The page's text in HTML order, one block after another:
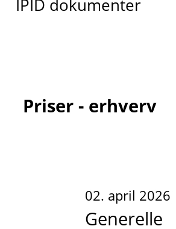
IPID dokumenter
Priser - erhverv
02. april 2026
Generelle